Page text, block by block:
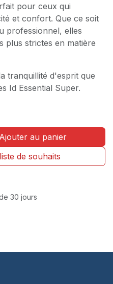
pour ceux qui
et confort. Que ce soit
professionnel, elles
plus strictes en matière
tranquillité d'esprit que
Id Essential Super.
Ajouter au panier
de souhaits
30 jours